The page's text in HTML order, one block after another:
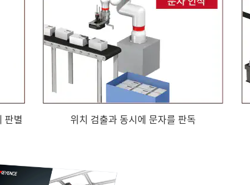
판별 위치 검출과 동시에 문자를 판독